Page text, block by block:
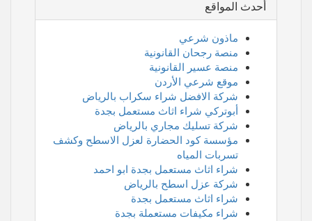
أحدث المواقع
ماذون شرعي
منصة رجحان القانونية
منصة عسير القانونية
موقع شرعي الأردن
شركة الافضل شراء سكراب بالرياض
أبوتركي شراء اثاث مستعمل بجدة
شركة تسليك مجاري بالرياض
مؤسسة كود الحضارة لعزل الاسطح وكشف
تسربات المياه
شراء اثاث مستعمل بجدة ابو احمد
شركة عزل اسطح بالرياض
شراء اثاث مستعمل بجدة
شراء مكيفات مستعملة بجدة